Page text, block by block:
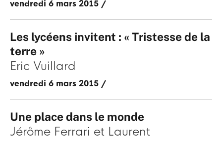
vendredi 6 mars 2015 /
Les lycéens invitent : « Tristesse de la
terre »
Eric Vuillard
vendredi 6 mars 2015 /
Une place dans le monde
Jérôme Ferrari
Laurent